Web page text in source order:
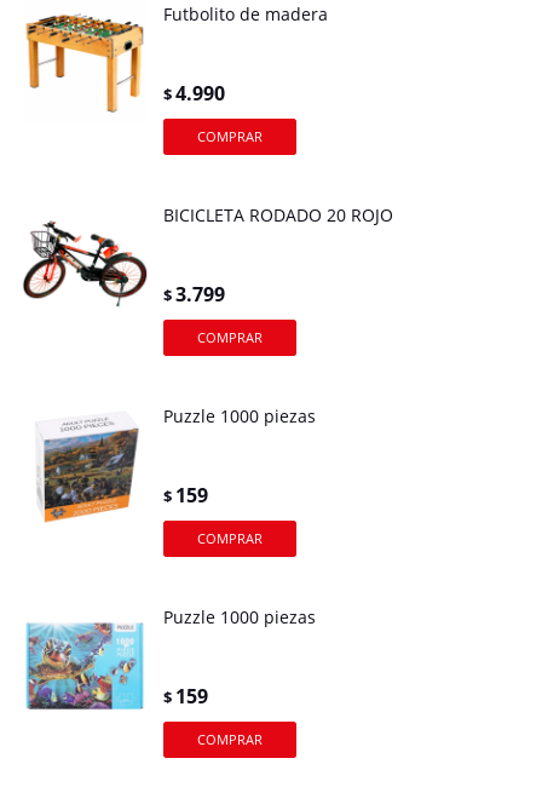
Futbolito de madera
$4.990
BICICLETA RODADO 20 ROJO
$3.799
Puzzle 1000 piezas
$ 159
Puzzle 1000 piezas
$ 159